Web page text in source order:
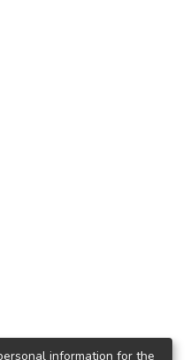
information for the